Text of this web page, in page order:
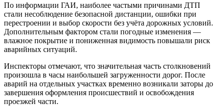
По информации ГАИ, наиболее частыми причинами ДТП
стали несоблюдение безопасной дистанции, ошибки при
перестроении и выбор скорости без учёта дорожных условий.
Дополнительным фактором стали погодные изменения —
влажное покрытие и пониженная видимость повышали риск
аварийных ситуаций.
Инспекторы отмечают, что значительная часть столкновений
произошла в часы наибольшей загруженности дорог. После
аварий на отдельных участках временно возникали заторы до
завершения оформления происшествий и освобождения
проезжей части.